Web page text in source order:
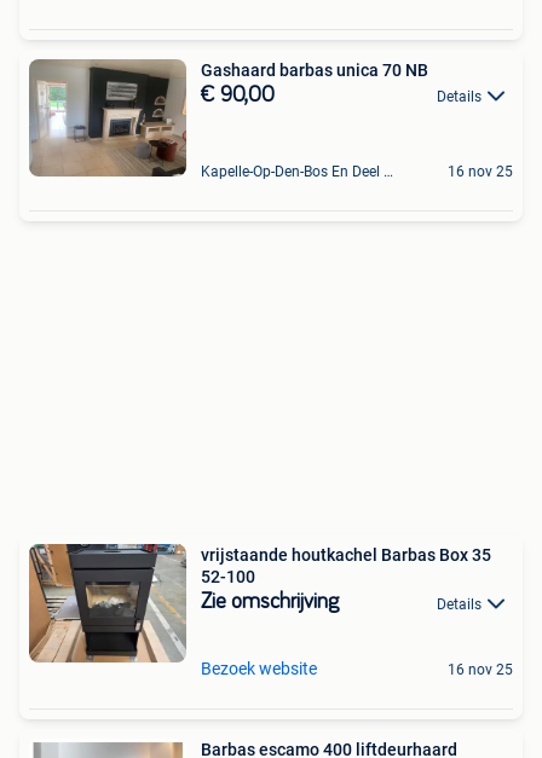
Gashaard barbas unica 70 NB
€ 90,00 Details
Kapelle-Op-Den-Bos En Deel Van Zemst 16 nov 25
vrijstaande houtkachel Barbas Box 35
52-100
Zie omschrijving Details
Bezoek website 16 nov 25
Barbas escamo 400 liftdeurhaard